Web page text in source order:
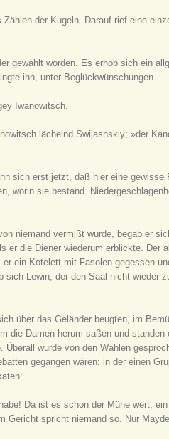
der Kugeln. Darauf rief eine
gewählt worden. Es erhob sich ein
ihn, unter Beglückwünschungen.
Iwanowitsch.
lächelnd Swijashskiy; »der
sich erst jetzt, daß hier eine gewisse
worin sie bestand.
niemand vermißt wurde, begab er
er die Diener wiederum erblickte. Der
ein Kotelett mit Fasolen gegessen
sich Lewin, der den Saal nicht wieder
über das Geländer beugten, im
die Damen herum saßen und standen
wurde von den Wahlen
gegangen wären; in der einen
Da ist es schon der Mühe wert,
Gericht spricht niemand so. Nur